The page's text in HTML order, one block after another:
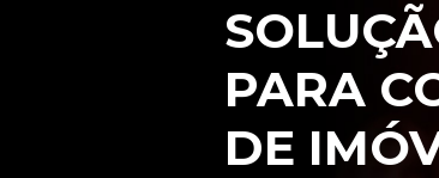
PARA
DE